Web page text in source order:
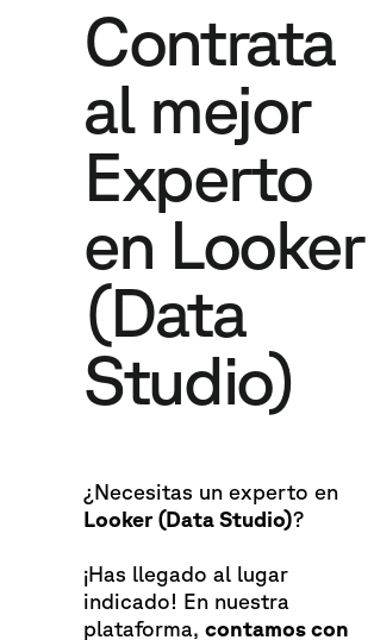
Contrata
al mejor
Experto
en Looker
(Data
Studio)
¿Necesitas un experto en
Looker (Data Studio)?
¡Has llegado al lugar
indicado! En nuestra
plataforma, contamos con